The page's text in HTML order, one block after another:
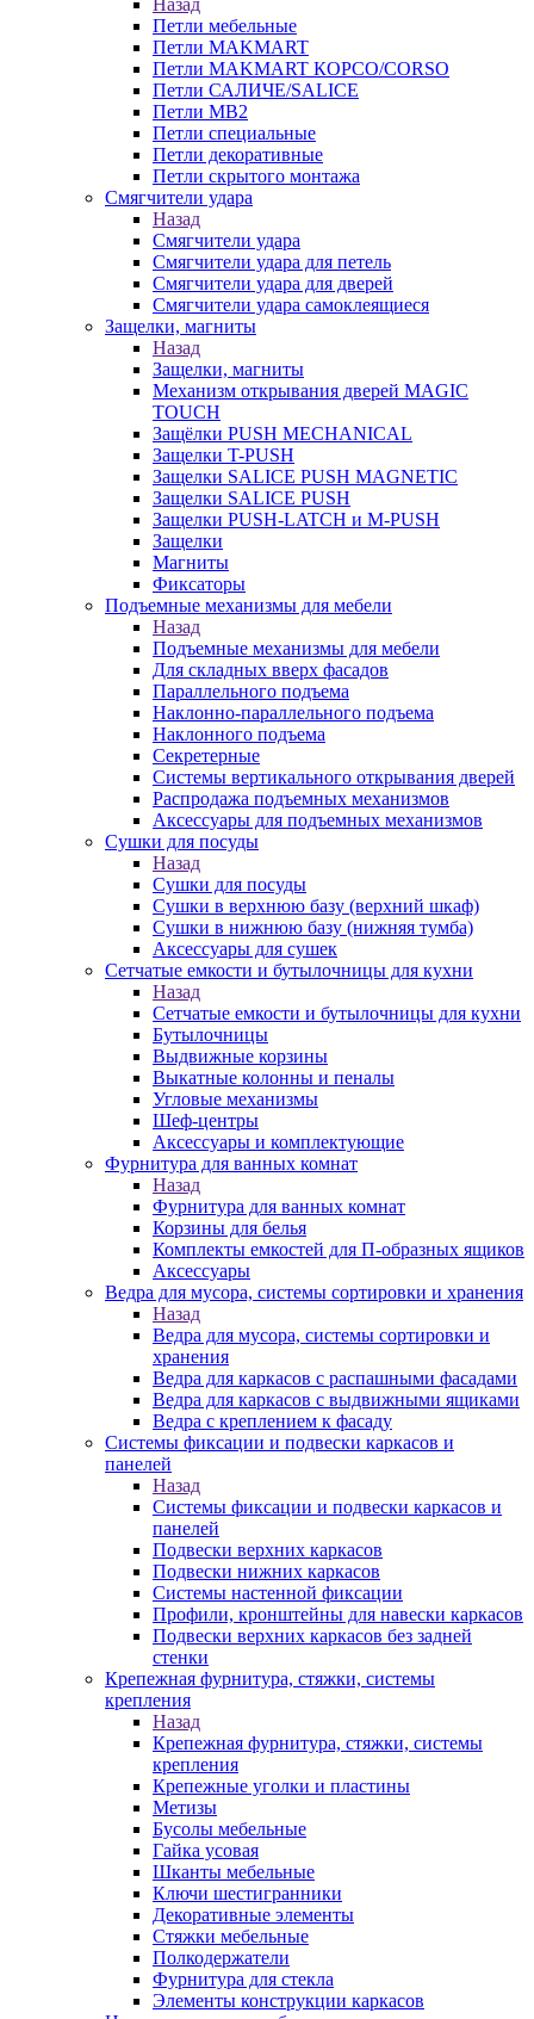
Назад
Петли мебельные
Петли MAKMART
Петли MAKMART КОРСО/CORSO
Петли САЛИЧЕ/SALICE
Петли MB2
Петли специальные
Петли декоративные
Петли скрытого монтажа
Смягчители удара
Назад
Смягчители удара
Смягчители удара для петель
Смягчители удара для дверей
Cмягчители удара самоклеящиеся
Защелки, магниты
Назад
Защелки, магниты
Механизм открывания дверей MAGIC
TOUCH
Защёлки PUSH MECHANICAL
Защелки T-PUSH
Защелки SALICE PUSH MAGNETIC
Защелки SALICE PUSH
Защелки PUSH-LATCH и M-PUSH
Защелки
Магниты
Фиксаторы
Подъемные механизмы для мебели
Назад
Подъемные механизмы для мебели
Для складных вверх фасадов
Параллельного подъема
Наклонно-параллельного подъема
Наклонного подъема
Секретерные
Системы вертикального открывания дверей
Распродажа подъемных механизмов
Аксессуары для подъемных механизмов
Сушки для посуды
Назад
Сушки для посуды
Сушки в верхнюю базу (верхний шкаф)
Сушки в нижнюю базу (нижняя тумба)
Аксессуары для сушек
Сетчатые емкости и бутылочницы для кухни
Назад
Сетчатые емкости и бутылочницы для кухни
Бутылочницы
Выдвижные корзины
Выкатные колонны и пеналы
Угловые механизмы
Шеф-центры
Аксессуары и комплектующие
Фурнитура для ванных комнат
Назад
Фурнитура для ванных комнат
Корзины для белья
Комплекты емкостей для П-образных ящиков
Аксессуары
Ведра для мусора, системы сортировки и хранения
Назад
Ведра для мусора, системы сортировки и
хранения
Ведра для каркасов с распашными фасадами
Ведра для каркасов с выдвижными ящиками
Ведра с креплением к фасаду
Системы фиксации и подвески каркасов и
панелей
Назад
Системы фиксации и подвески каркасов и
панелей
Подвески верхних каркасов
Подвески нижних каркасов
Системы настенной фиксации
Профили, кронштейны для навески каркасов
Подвески верхних каркасов без задней
стенки
Крепежная фурнитура, стяжки, системы
крепления
Назад
Крепежная фурнитура, стяжки, системы
крепления
Крепежные уголки и пластины
Метизы
Бусолы мебельные
Гайка усовая
Шканты мебельные
Ключи шестигранники
Декоративные элементы
Стяжки мебельные
Полкодержатели
Фурнитура для стекла
Элементы конструкции каркасов